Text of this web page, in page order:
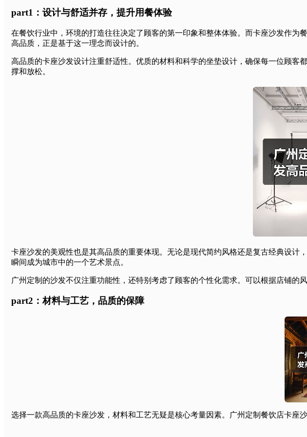
part1：设计与舒适并存，提升用餐体验
在餐饮行业中，环境的打造往往决定了顾客的第一印象和整体体验。而卡座沙发作
高品质，正是基于这一理念而设计的。
高品质的卡座沙发设计注重舒适性。优质的材料和科学的坐垫设计，确保每一位顾
撑和放松。
卡座沙发的美观性也是其高品质的重要体现。无论是现代简约风格还是复古经典设
瞬间成为城市中的一个艺术景点。
广州定制的沙发不仅注重功能性，还特别考虑了顾客的个性化需求。可以根据店铺的
part2：材料与工艺，品质的保障
选择一款高品质的卡座沙发，材料和工艺无疑是核心考量因素。广州定制餐饮店卡座